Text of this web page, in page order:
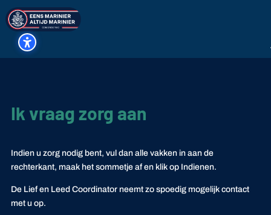
Ik vraag zorg aan
Indien u zorg nodig bent, vul dan alle vakken in aan de
rechterkant, maak het sommetje af en klik op Indienen.
De Lief en Leed Coordinator neemt zo spoedig mogelijk contact
met u op.